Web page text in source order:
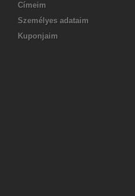
Címeim
Személyes adataim
Kuponjaim